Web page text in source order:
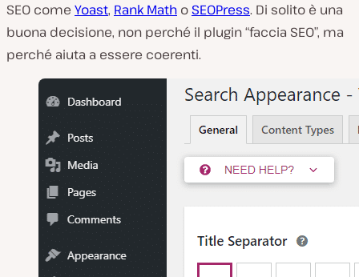
SEO come Yoast, Rank Math o SEOPress. Di solito è una
buona decisione, non perché il plugin “faccia SEO”, ma
perché aiuta a essere coerenti.